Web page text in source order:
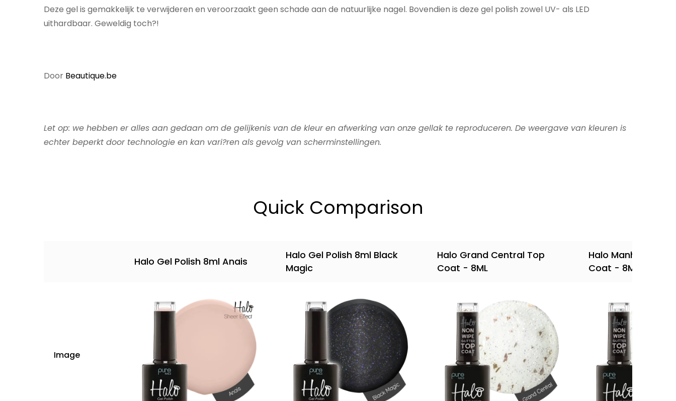
Deze gel is gemakkelijk te verwijderen en veroorzaakt geen schade aan de natuurlijke nagel. Bovendien is deze gel polish zowel UV- als LED
uithardbaar. Geweldig toch?!
Door Beautique.be
Let op: we hebben er alles aan gedaan om de gelijkenis van de kleur en afwerking van onze gellak te reproduceren. De weergave van kleuren is
echter beperkt door technologie en kan vari?ren als gevolg van scherminstellingen.
Quick Comparison
Halo Gel Polish 8ml Anais
Halo Gel Polish 8ml Black
Magic
Halo Grand Central Top
Coat - 8ML
Halo Manhattan
Coat - 8ML
Image